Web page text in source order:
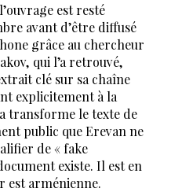
est resté
avant d’être diffusé
grâce au chercheur
qui l’a retrouvé,
clé sur sa chaîne
explicitement à la
transforme le texte de
public que Erevan ne
de « fake
existe. Il est en
est arménienne.